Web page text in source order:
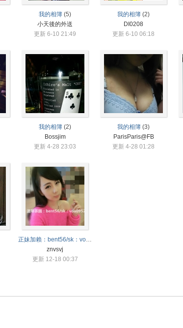
我的相簿 (5)
小天後的外送
更新 6-10 21:49
我的相簿 (2)
DI0208
更新 6-10 06:18
我的相簿 (2)
Bossjim
更新 4-28 23:03
我的相簿 (3)
ParisParis@FB
更新 4-28 01:28
正妹加賴：bent56/sk：voa0952性福在線
znvsvj
更新 12-18 00:37